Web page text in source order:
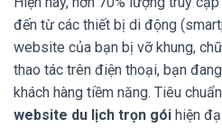
đến từ các thiết bị di động
website của bạn bị vỡ khung,
thao tác trên điện thoại, bạn
khách hàng tiềm năng. Tiêu
website du lịch trọn gói hiện